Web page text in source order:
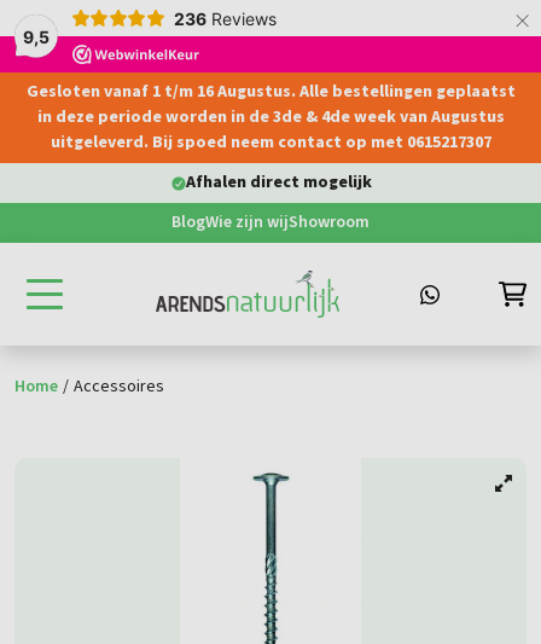
9,5
236 Reviews ×
Gesloten vanaf 1 t/m 16 Augustus. Alle bestellingen geplaatst
in deze periode worden in de 3de & 4de week van Augustus
uitgeleverd. Bij spoed neem contact op met 0615217307
Afhalen direct mogelijk
BlogWie zijn wijShowroom
Home / Accessoires